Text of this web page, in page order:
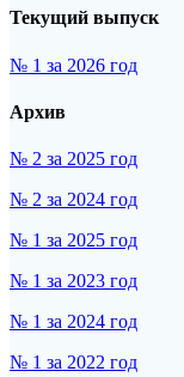
Текущий выпуск
№ 1 за 2026 год
Архив
№ 2 за 2025 год
№ 2 за 2024 год
№ 1 за 2025 год
№ 1 за 2023 год
№ 1 за 2024 год
№ 1 за 2022 год